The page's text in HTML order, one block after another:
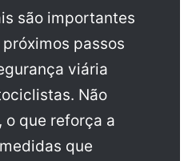
são importantes
passos
viária
Não
que reforça a
que